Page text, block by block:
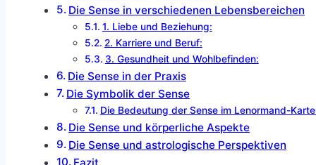
Die Sense in verschiedenen Lebensbereichen
1. Liebe und Beziehung:
2. Karriere und Beruf:
3. Gesundheit und Wohlbefinden:
Die Sense in der Praxis
Die Symbolik der Sense
Die Bedeutung der Sense im Lenormand-
Die Sense und körperliche Aspekte
Die Sense und astrologische Perspektiven